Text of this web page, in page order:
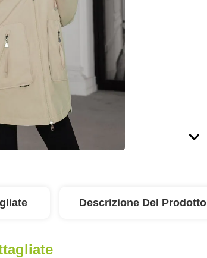
Descrizione Del Prodotto